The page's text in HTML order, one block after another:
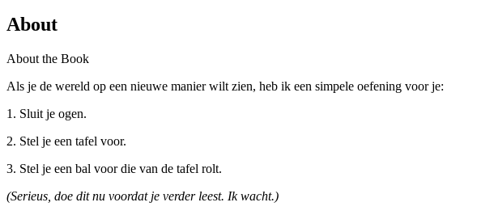
About
About the Book
Als je de wereld op een nieuwe manier wilt zien, heb ik een simpele oefening voor je:
1. Sluit je ogen.
2. Stel je een tafel voor.
3. Stel je een bal voor die van de tafel rolt.
(Serieus, doe dit nu voordat je verder leest. Ik wacht.)